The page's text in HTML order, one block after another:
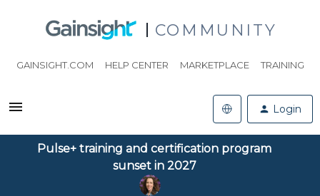
COMMUNITY
GAINSIGHT.COM HELP CENTER MARKETPLACE TRAINING
Login
Pulse+ training and certification program
sunset in 2027